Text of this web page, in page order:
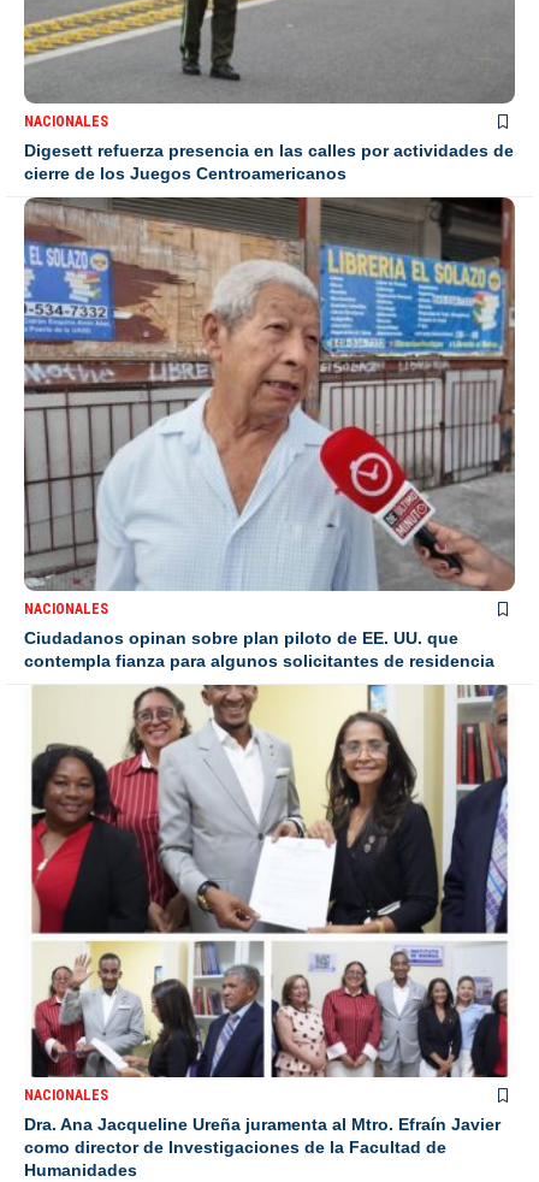
NACIONALES
Digesett refuerza presencia en las calles por actividades de
cierre de los Juegos Centroamericanos
NACIONALES
Ciudadanos opinan sobre plan piloto de EE. UU. que
contempla fianza para algunos solicitantes de residencia
NACIONALES
Dra. Ana Jacqueline Ureña juramenta al Mtro. Efraín Javier
como director de Investigaciones de la Facultad de
Humanidades